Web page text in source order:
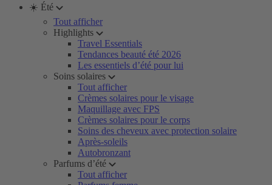
☀️ Été
Tout afficher
Highlights
Travel Essentials
Tendances beauté été 2026
Les essentiels d’été pour lui
Soins solaires
Tout afficher
Crèmes solaires pour le visage
Maquillage avec FPS
Crèmes solaires pour le corps
Soins des cheveux avec protection solaire
Après-soleils
Autobronzant
Parfums d’été
Tout afficher